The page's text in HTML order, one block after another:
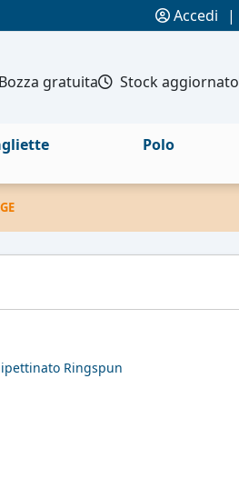
Accedi |
Bozza gratuita Stock aggiornato
Polo
Ringspun